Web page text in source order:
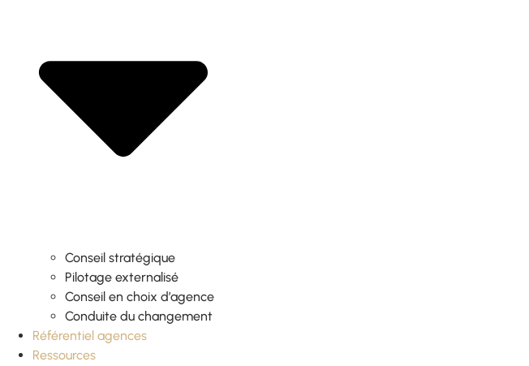
Conseil stratégique
Pilotage externalisé
Conseil en choix d’agence
Conduite du changement
Référentiel agences
Ressources